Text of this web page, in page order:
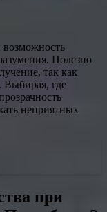
возможность
Полезно
так как
Выбирая, где
неприятных
при